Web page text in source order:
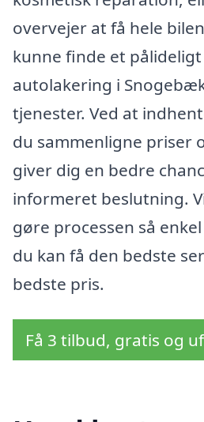
overvejer at få hele
kunne finde et
autolakering i
tjenester. Ved at
du sammenligne priser
giver dig en bedre
informeret beslutning.
gøre processen så
du kan få den bedste
bedste pris.
Få 3 tilbud, gratis og